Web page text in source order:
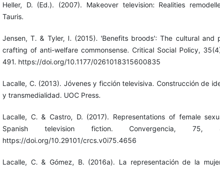
Heller, D. (Ed.). (2007). Makeover television: Realities
Tauris.
Jensen, T. & Tyler, I. (2015). 'Benefits broods': The cultural and
crafting of anti-welfare commonsense. Critical Social Policy,
491. https://doi.org/10.1177/0261018315600835
Lacalle, C. (2013). Jóvenes y ficción televisiva. Construcción de
y transmedialidad. UOC Press.
Lacalle, C. & Castro, D. (2017). Representations of female
Spanish television fiction. Convergencia, 75,
https://doi.org/10.29101/crcs.v0i75.4656
Lacalle, C. & Gómez, B. (2016a). La representación de la